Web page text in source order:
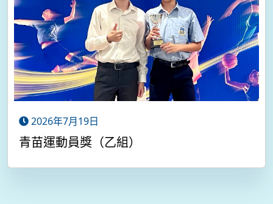
2026年7月19日
青苗運動員獎（乙組）